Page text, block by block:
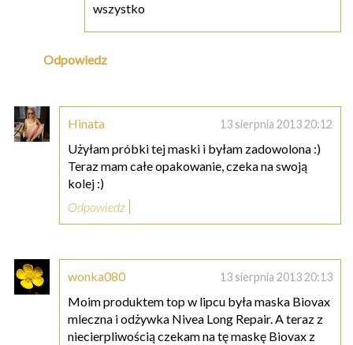
wszystko
Odpowiedz
Hinata 13 sierpnia 2013 20:12
Użyłam próbki tej maski i byłam zadowolona :)
Teraz mam całe opakowanie, czeka na swoją
kolej :)
Odpowiedz
wonka080 13 sierpnia 2013 20:13
Moim produktem top w lipcu była maska Biovax
mleczna i odżywka Nivea Long Repair. A teraz z
niecierpliwością czekam na tę maskę Biovax z